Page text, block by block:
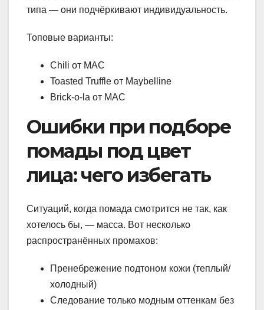
типа — они подчёркивают индивидуальность.
Топовые варианты:
Chili от MAC
Toasted Truffle от Maybelline
Brick-o-la от MAC
Ошибки при подборе
помады под цвет
лица: чего избегать
Ситуаций, когда помада смотрится не так, как
хотелось бы, — масса. Вот несколько
распространённых промахов:
Пренебрежение подтоном кожи (теплый/
холодный)
Следование только модным оттенкам без